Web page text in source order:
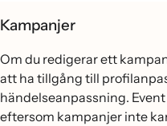
Kampanjer
Om du redigerar ett
att ha tillgång till
händelseanpassning.
eftersom kampanjer inte